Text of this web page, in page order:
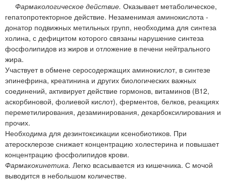
Фармакологическое действие. Оказывает метаболическое,
гепатопротекторное действие. Незаменимая аминокислота -
донатор подвижных метильных групп, необходима для синтеза
холина, с дефицитом которого связаны нарушение синтеза
фосфолипидов из жиров и отложение в печени нейтрального
жира.
Участвует в обмене серосодержащих аминокислот, в синтезе
эпинефрина, креатинина и других биологических важных
соединений, активирует действие гормонов, витаминов (В12,
аскорбиновой, фолиевой кислот), ферментов, белков, реакциях
переметилирования, дезаминирования, декарбоксилирования и
прочих.
Необходима для дезинтоксикации ксенобиотиков. При
атеросклерозе снижает концентрацию холестерина и повышает
концентрацию фосфолипидов крови.
Фармакокинетика. Легко всасывается из кишечника. С мочой
выводится в небольшом количестве.